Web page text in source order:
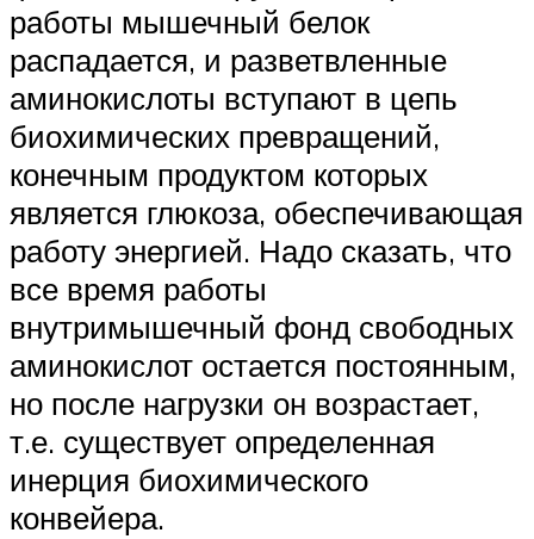
работы мышечный белок
распадается, и разветвленные
аминокислоты вступают в цепь
биохимических превращений,
конечным продуктом которых
является глюкоза, обеспечивающая
работу энергией. Надо сказать, что
все время работы
внутримышечный фонд свободных
аминокислот остается постоянным,
но после нагрузки он возрастает,
т.е. существует определенная
инерция биохимического
конвейера.